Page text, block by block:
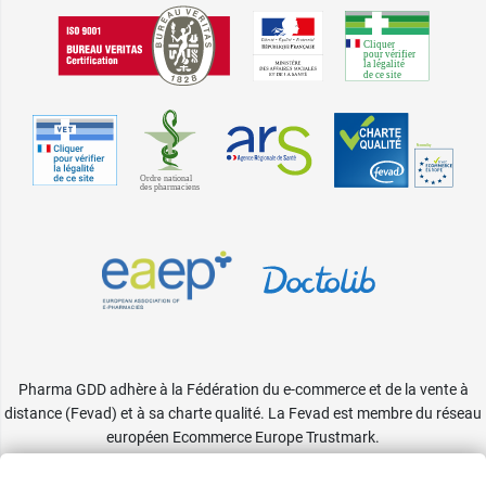
Pharma GDD adhère à la Fédération du e-commerce et de la vente à
distance (Fevad) et à sa charte qualité. La Fevad est membre du réseau
européen Ecommerce Europe Trustmark.